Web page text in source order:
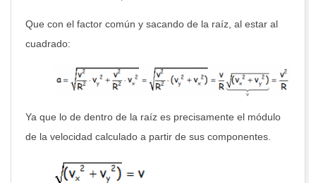
Que con el factor común y sacando de la raíz, al estar al
cuadrado:
Ya que lo de dentro de la raíz es precisamente el módulo
de la velocidad calculado a partir de sus componentes.